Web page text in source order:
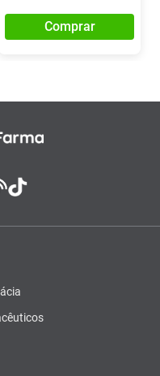
Comprar